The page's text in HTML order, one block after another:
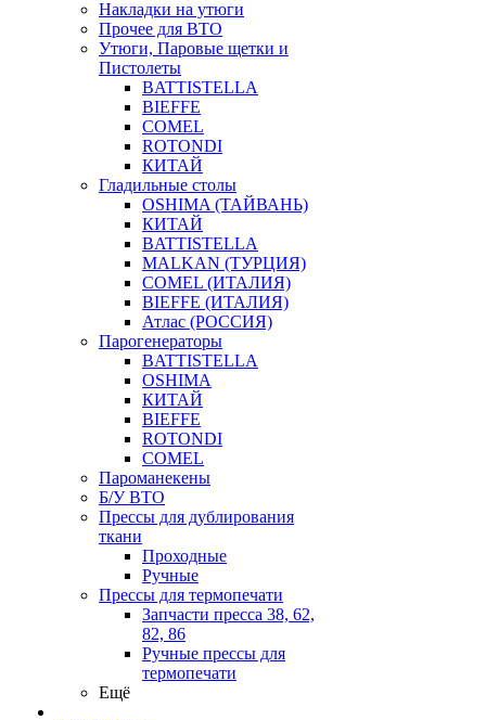
Накладки на утюги
Прочее для ВТО
Утюги, Паровые щетки и
Пистолеты
BATTISTELLA
BIEFFE
COMEL
ROTONDI
КИТАЙ
Гладильные столы
OSHIMA (ТАЙВАНЬ)
КИТАЙ
BATTISTELLA
MALKAN (ТУРЦИЯ)
COMEL (ИТАЛИЯ)
BIEFFE (ИТАЛИЯ)
Атлас (РОССИЯ)
Парогенераторы
BATTISTELLA
OSHIMA
КИТАЙ
BIEFFE
ROTONDI
COMEL
Пароманекены
Б/У ВТО
Прессы для дублирования
ткани
Проходные
Ручные
Прессы для термопечати
Запчасти пресса 38, 62,
82, 86
Ручные прессы для
термопечати
Ещё